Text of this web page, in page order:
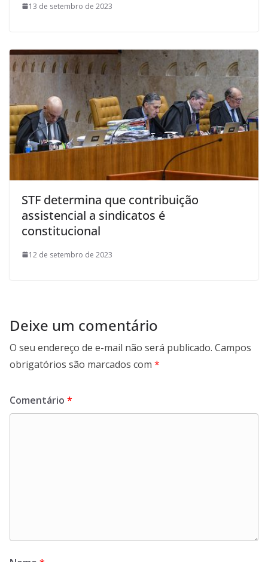
13 de setembro de 2023
STF determina que contribuição
assistencial a sindicatos é
constitucional
12 de setembro de 2023
Deixe um comentário
O seu endereço de e-mail não será publicado. Campos
obrigatórios são marcados com *
Comentário *